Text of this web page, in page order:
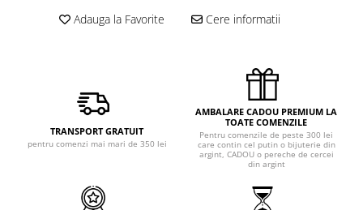
Adauga la Favorite Cere informatii
TRANSPORT GRATUIT
pentru comenzi mai mari de 350 lei
AMBALARE CADOU PREMIUM LA
TOATE COMENZILE
Pentru comenzile de peste 300 lei
care contin cel putin o bijuterie din
argint, CADOU o pereche de cercei
din argint